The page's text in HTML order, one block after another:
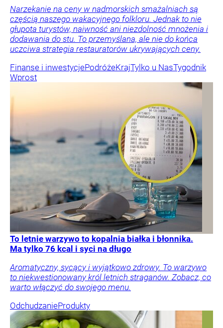
Narzekanie na ceny w nadmorskich smażalniach są
częścią naszego wakacyjnego folkloru. Jednak to nie
głupota turystów, naiwność ani niezdolność mnożenia i
dodawania do stu. To przemyślana, ale nie do końca
uczciwa strategia restauratorów ukrywających ceny.
Finanse i inwestycjePodróżeKrajTylko u NasTygodnik
Wprost
To letnie warzywo to kopalnia białka i błonnika.
Ma tylko 76 kcal i syci na długo
Aromatyczny, sycący i wyjątkowo zdrowy. To warzywo
to niekwestionowany król letnich straganów. Zobacz, co
warto włączyć do swojego menu.
OdchudzanieProdukty